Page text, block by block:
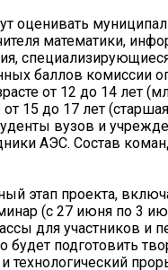
оценивать
математики,
баллов комиссии
от 12 до 14 лет
15 до 17 лет
вузов и
АЭС. Состав
этап проекта,
(с 27 июня по 3
для участников и
подготовить
технологический